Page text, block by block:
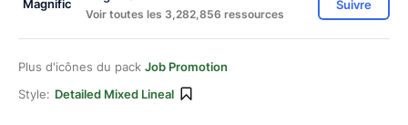
Voir toutes les 3,282,856 ressources
Suivre
Plus d'icônes du pack Job Promotion
Style: Detailed Mixed Lineal